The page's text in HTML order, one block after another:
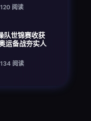
120 阅读
队世锦赛收获
运备战夯实人
134 阅读